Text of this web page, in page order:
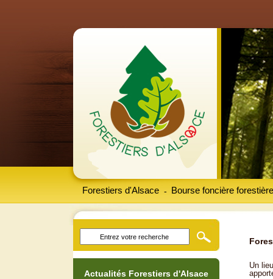
Forestiers d'Alsace Bourse foncière forestière
-
Un
Actualités Forestiers d'Alsace